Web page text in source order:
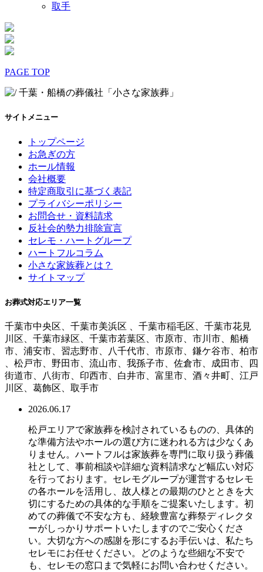
取手
PAGE TOP
サイトメニュー
トップページ
お急ぎの方
ホール情報
会社概要
特定商取引に基づく表記
プライバシーポリシー
お問合せ・資料請求
反社会的勢力排除宣言
セレモ・ハートグループ
ハートフルコラム
小さな家族葬とは？
サイトマップ
お葬式対応エリア一覧
千葉市中央区、千葉市美浜区 、千葉市稲毛区、千葉市花見
川区、千葉市緑区、千葉市若葉区、市原市、市川市、船橋
市、浦安市、習志野市、八千代市、市原市、鎌ケ谷市、柏市
、松戸市、野田市、流山市、我孫子市、佐倉市、成田市、四
街道市、八街市、印西市、白井市、富里市、酒々井町、江戸
川区、葛飾区、取手市
2026.06.17
松戸エリアで家族葬を検討されているものの、具体的
な準備方法やホールの選び方に迷われる方は少なくあ
りません。ハートフルは家族葬を専門に取り扱う葬儀
社として、事前相談や詳細な資料請求など幅広い対応
を行っております。セレモグループが運営するセレモ
の各ホールを活用し、故人様との最期のひとときを大
切にするための具体的な手順をご提案いたします。初
めての葬儀で不安な方も、経験豊富な葬祭ディレクタ
ーがしっかりサポートいたしますのでご安心くださ
い。大切な方への感謝を形にするお手伝いは、私たち
セレモにお任せください。どのような些細な不安で
も、セレモの窓口まで気軽にお問い合わせください。